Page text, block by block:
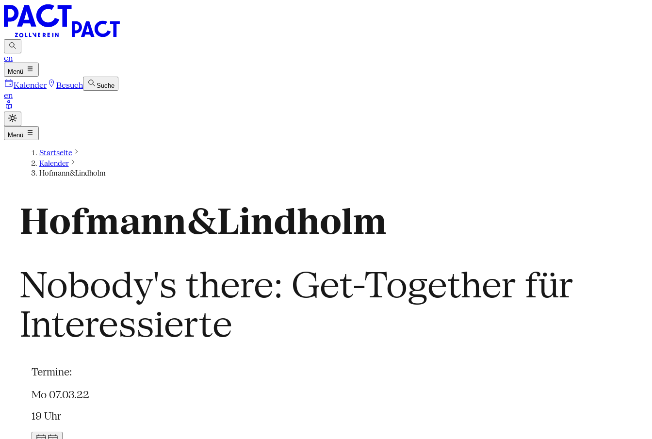
en
Menü
Kalender Besuch Suche
en
Menü
Startseite
Kalender
Hofmann&Lindholm
Hofmann&Lindholm
Nobody's there: Get-Together für
Interessierte
Termine:
Mo 07.03.22
19 Uhr